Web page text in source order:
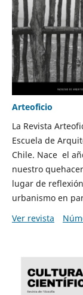
Arteoficio
La Revista
Escuela de
Chile. Nace el
nuestro
lugar de
urbanismo en
Ver revista